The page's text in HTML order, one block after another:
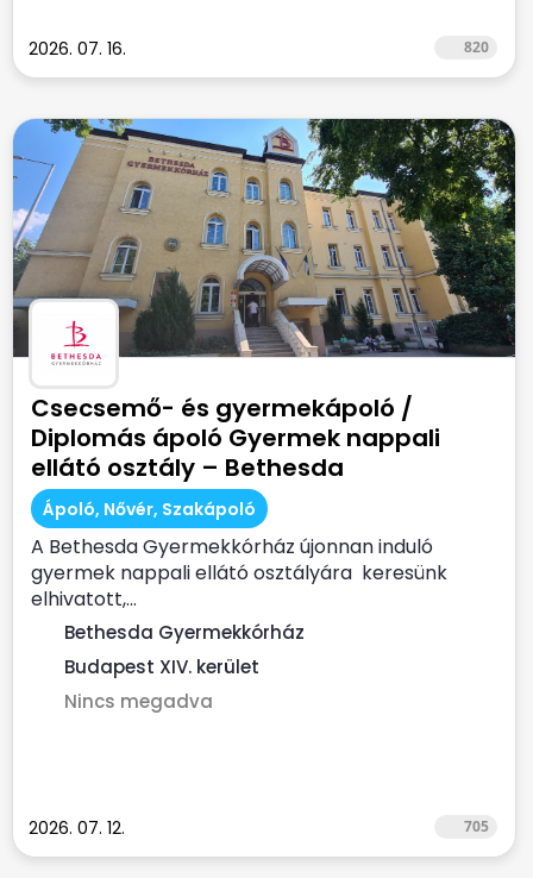
2026. 07. 16. 820
Csecsemő- és gyermekápoló /
Diplomás ápoló Gyermek nappali
ellátó osztály – Bethesda
Gyermekkórház
Ápoló, Nővér, Szakápoló
A Bethesda Gyermekkórház újonnan induló
gyermek nappali ellátó osztályára keresünk
elhivatott,...
Bethesda Gyermekkórház
Budapest XIV. kerület
Nincs megadva
2026. 07. 12. 705